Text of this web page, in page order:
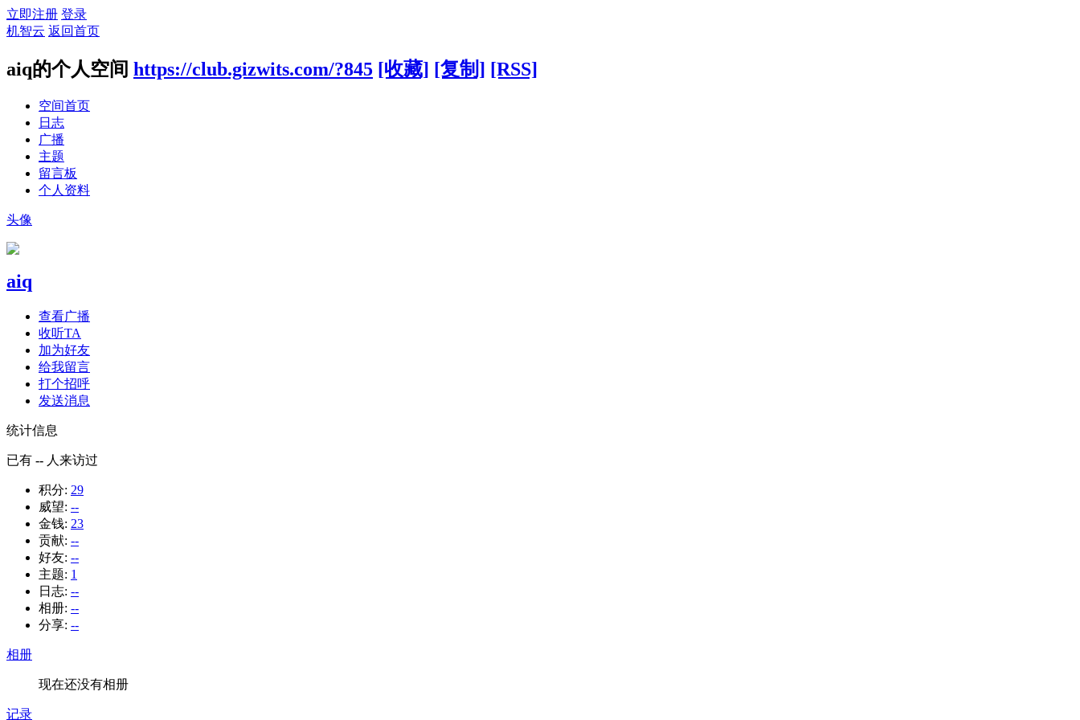
立即注册 登录
机智云 返回首页
aiq的个人空间 https://club.gizwits.com/?845 [收藏] [复制] [RSS]
空间首页
日志
广播
主题
留言板
个人资料
头像
aiq
查看广播
收听TA
加为好友
给我留言
打个招呼
发送消息
统计信息
已有 -- 人来访过
积分: 29
威望: --
金钱: 23
贡献: --
好友: --
主题: 1
日志: --
相册: --
分享: --
相册
现在还没有相册
记录